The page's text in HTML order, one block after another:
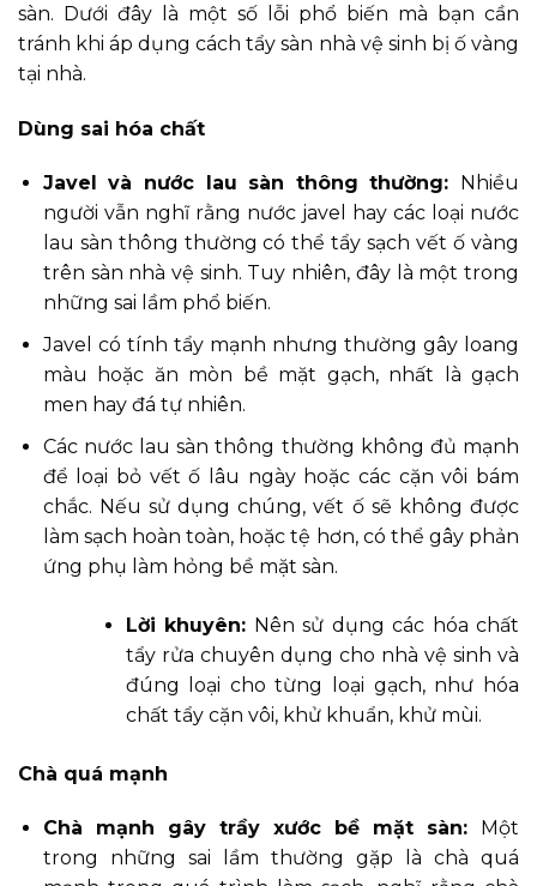
sàn. Dưới đây là một số lỗi phổ biến mà bạn cần
tránh khi áp dụng cách tẩy sàn nhà vệ sinh bị ố vàng
tại nhà.
Dùng sai hóa chất
Javel và nước lau sàn thông thường:
Nhiều
người vẫn nghĩ rằng nước javel hay các loại nước
lau sàn thông thường có thể tẩy sạch vết ố vàng
trên sàn nhà vệ sinh. Tuy nhiên, đây là một trong
những sai lầm phổ biến.
Javel có tính tẩy mạnh nhưng thường gây loang
màu hoặc ăn mòn bề mặt gạch, nhất là gạch
men hay đá tự nhiên.
Các nước lau sàn thông thường không đủ mạnh
để loại bỏ vết ố lâu ngày hoặc các cặn vôi bám
chắc. Nếu sử dụng chúng, vết ố sẽ không được
làm sạch hoàn toàn, hoặc tệ hơn, có thể gây phản
ứng phụ làm hỏng bề mặt sàn.
Lời khuyên: Nên sử dụng các hóa chất
tẩy rửa chuyên dụng cho nhà vệ sinh và
đúng loại cho từng loại gạch, như hóa
chất tẩy cặn vôi, khử khuẩn, khử mùi.
Chà quá mạnh
Chà mạnh gây trầy xước bề mặt sàn:
Một
trong những sai lầm thường gặp là chà quá